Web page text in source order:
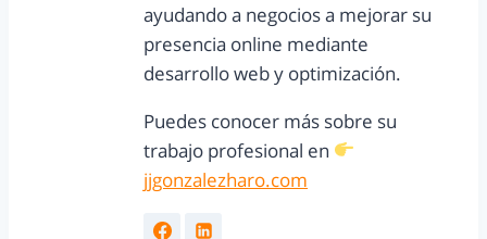
ayudando a negocios a mejorar su
presencia online mediante
desarrollo web y optimización.
Puedes conocer más sobre su
trabajo profesional en
jjgonzalezharo.com